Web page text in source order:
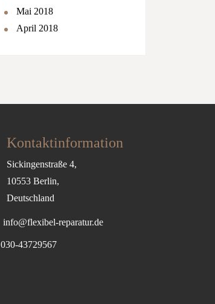
Mai 2018
April 2018
Kontaktinformation
Sickingenstraße 4,
10553 Berlin,
Deutschland
info@flexibel-reparatur.de
030-43729567